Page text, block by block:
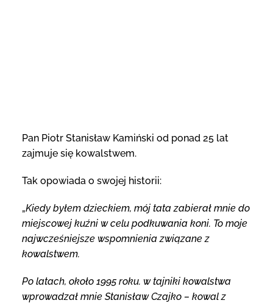
Pan Piotr Stanisław Kamiński od ponad 25 lat
zajmuje się kowalstwem.
Tak opowiada o swojej historii:
„Kiedy byłem dzieckiem, mój tata zabierał mnie do
miejscowej kuźni w celu podkuwania koni. To moje
najwcześniejsze wspomnienia związane z
kowalstwem.
Po latach, około 1995 roku. w tajniki kowalstwa
wprowadzał mnie Stanisław Czajko – kowal z